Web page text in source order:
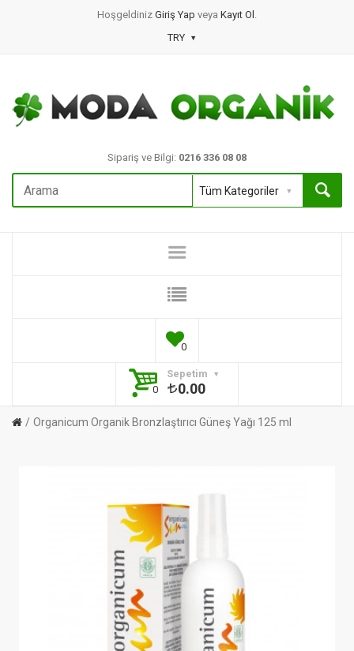
Hoşgeldiniz Giriş Yap veya Kayıt Ol .
TRY
Sipariş ve Bilgi: 0216 336 08 08
0
Sepetim
0
0.00
Organicum Organik Bronzlaştırıcı Güneş Yağı 125 ml